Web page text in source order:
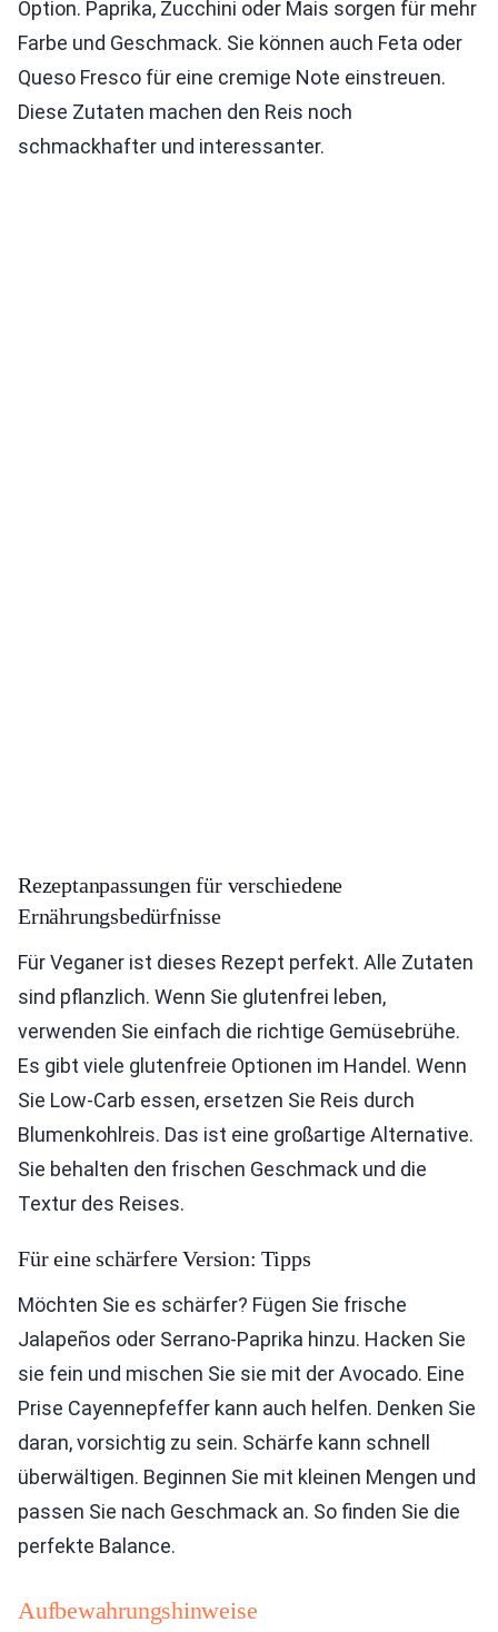
Option. Paprika, Zucchini oder Mais sorgen für mehr
Farbe und Geschmack. Sie können auch Feta oder
Queso Fresco für eine cremige Note einstreuen.
Diese Zutaten machen den Reis noch
schmackhafter und interessanter.
Rezeptanpassungen für verschiedene
Ernährungsbedürfnisse
Für Veganer ist dieses Rezept perfekt. Alle Zutaten
sind pflanzlich. Wenn Sie glutenfrei leben,
verwenden Sie einfach die richtige Gemüsebrühe.
Es gibt viele glutenfreie Optionen im Handel. Wenn
Sie Low-Carb essen, ersetzen Sie Reis durch
Blumenkohlreis. Das ist eine großartige Alternative.
Sie behalten den frischen Geschmack und die
Textur des Reises.
Für eine schärfere Version: Tipps
Möchten Sie es schärfer? Fügen Sie frische
Jalapeños oder Serrano-Paprika hinzu. Hacken Sie
sie fein und mischen Sie sie mit der Avocado. Eine
Prise Cayennepfeffer kann auch helfen. Denken Sie
daran, vorsichtig zu sein. Schärfe kann schnell
überwältigen. Beginnen Sie mit kleinen Mengen und
passen Sie nach Geschmack an. So finden Sie die
perfekte Balance.
Aufbewahrungshinweise